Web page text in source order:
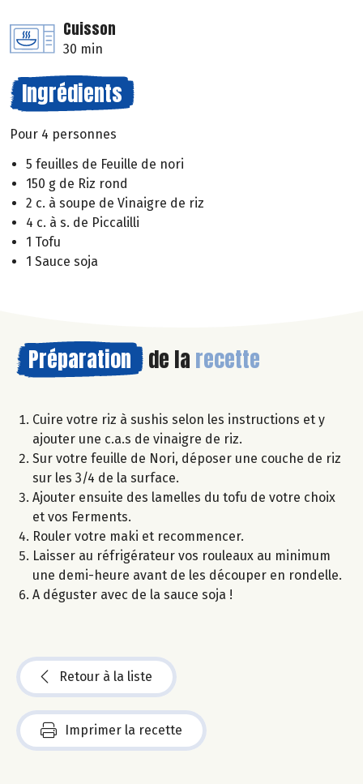
Cuisson
30 min
Ingrédients
Pour 4 personnes
5 feuilles de Feuille de nori
150 g de Riz rond
2 c. à soupe de Vinaigre de riz
4 c. à s. de Piccalilli
1 Tofu
1 Sauce soja
Préparation de la recette
Cuire votre riz à sushis selon les instructions et y
ajouter une c.a.s de vinaigre de riz.
Sur votre feuille de Nori, déposer une couche de riz
sur les 3/4 de la surface.
Ajouter ensuite des lamelles du tofu de votre choix
et vos Ferments.
Rouler votre maki et recommencer.
Laisser au réfrigérateur vos rouleaux au minimum
une demi-heure avant de les découper en rondelle.
A déguster avec de la sauce soja !
Retour à la liste
Imprimer la recette